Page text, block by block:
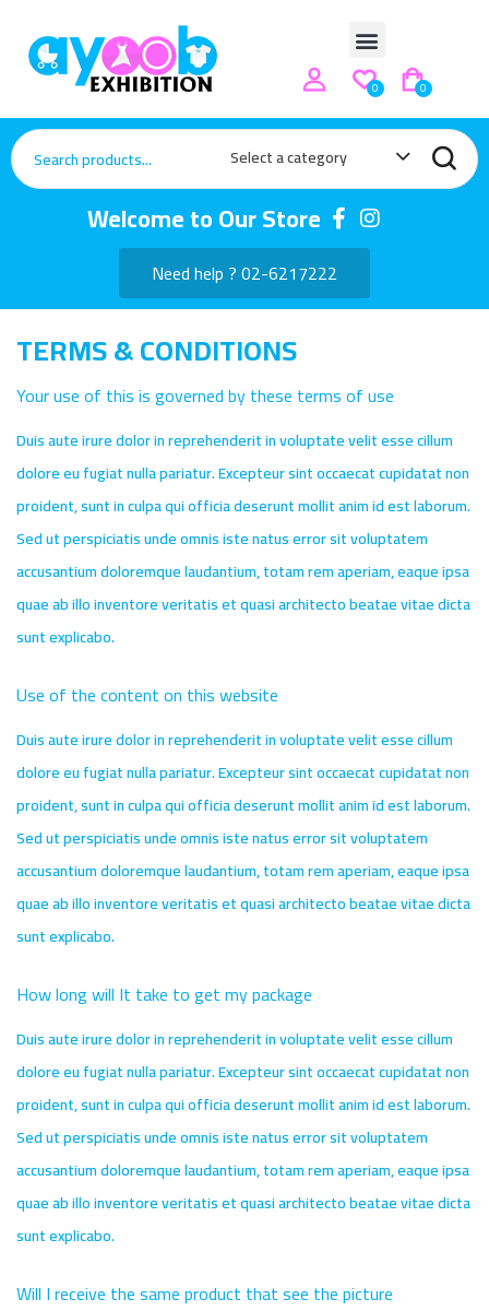
0
0
Select a category
Welcome to Our Store
Need help ? 02-6217222
TERMS & CONDITIONS
Your use of this is governed by these terms of use
Duis aute irure dolor in reprehenderit in voluptate velit esse cillum
dolore eu fugiat nulla pariatur. Excepteur sint occaecat cupidatat non
proident, sunt in culpa qui officia deserunt mollit anim id est laborum.
Sed ut perspiciatis unde omnis iste natus error sit voluptatem
accusantium doloremque laudantium, totam rem aperiam, eaque ipsa
quae ab illo inventore veritatis et quasi architecto beatae vitae dicta
sunt explicabo.
Use of the content on this website
Duis aute irure dolor in reprehenderit in voluptate velit esse cillum
dolore eu fugiat nulla pariatur. Excepteur sint occaecat cupidatat non
proident, sunt in culpa qui officia deserunt mollit anim id est laborum.
Sed ut perspiciatis unde omnis iste natus error sit voluptatem
accusantium doloremque laudantium, totam rem aperiam, eaque ipsa
quae ab illo inventore veritatis et quasi architecto beatae vitae dicta
sunt explicabo.
How long will It take to get my package
Duis aute irure dolor in reprehenderit in voluptate velit esse cillum
dolore eu fugiat nulla pariatur. Excepteur sint occaecat cupidatat non
proident, sunt in culpa qui officia deserunt mollit anim id est laborum.
Sed ut perspiciatis unde omnis iste natus error sit voluptatem
accusantium doloremque laudantium, totam rem aperiam, eaque ipsa
quae ab illo inventore veritatis et quasi architecto beatae vitae dicta
sunt explicabo.
Will I receive the same product that see the picture